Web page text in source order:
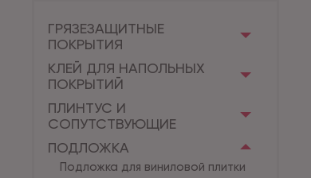
ГРЯЗЕЗАЩИТНЫЕ
ПОКРЫТИЯ
КЛЕЙ ДЛЯ НАПОЛЬНЫХ
ПОКРЫТИЙ
ПЛИНТУС И
СОПУТСТВУЮЩИЕ
ПОДЛОЖКА
Подложка для виниловой плитки